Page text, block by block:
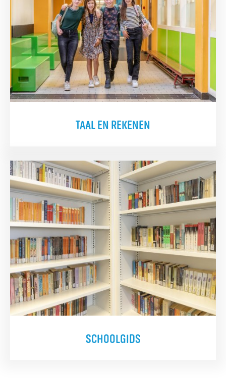
TAAL EN REKENEN
SCHOOLGIDS